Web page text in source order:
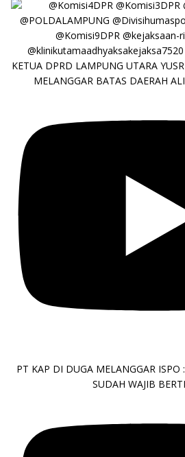
KETUA DPRD LAMPUNG UTARA
MELANGGAR BATAS DAERAH
PT KAP DI DUGA MELANGGAR ISPO
SUDAH WAJIB